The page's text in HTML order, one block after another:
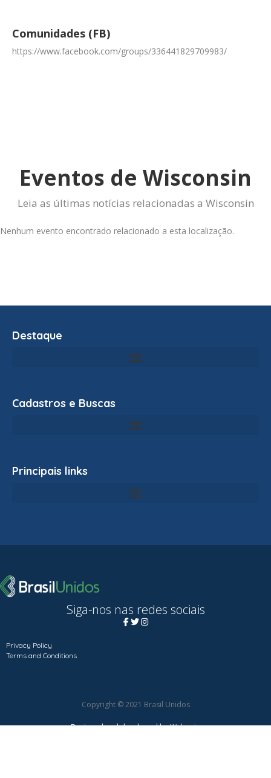
Comunidades (FB)
https://www.facebook.com/groups/336441829709983/
Eventos de Wisconsin
Leia as últimas notícias relacionadas a Wisconsin
Nenhum evento encontrado relacionado a esta localização.
Destaque
Cadastros e Buscas
Principais links
Siga-nos nas redes sociais
Privacy Policy
Terms and Conditions
Copyright © 2021 Brasil Unidos
Designed and developed byWebegin